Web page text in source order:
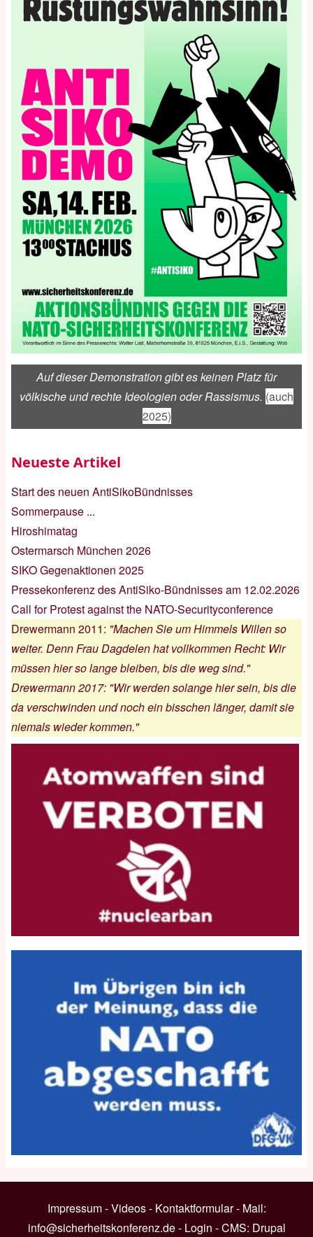
Auf dieser Demonstration gibt es keinen Platz für
völkische und rechte Ideologien oder Rassismus. (auch
2025)
Neueste Artikel
Start des neuen AntiSikoBündnisses
Sommerpause ...
Hiroshimatag
Ostermarsch München 2026
SIKO Gegenaktionen 2025
Pressekonferenz des AntiSiko-Bündnisses am 12.02.2026
Call for Protest against the NATO-Securityconference
Drewermann 2011: "Machen Sie um Himmels Willen so
weiter. Denn Frau Dagdelen hat vollkommen Recht: Wir
müssen hier so lange bleiben, bis die weg sind."
Drewermann 2017: "Wir werden solange hier sein, bis die
da verschwinden und noch ein bisschen länger, damit sie
niemals wieder kommen."
Impressum-Videos- Kontaktformular- Mail:
info@sicherheitskonferenz.de- Login - CMS: Drupal